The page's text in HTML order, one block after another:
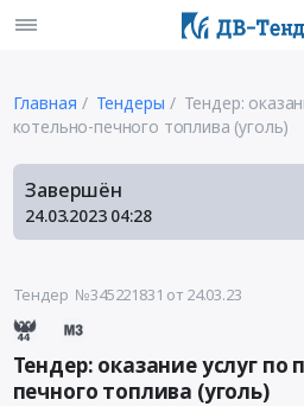
Главная Тендеры
Тендер:
котельно-печного топлива (уголь)
Завершён
24.03.2023 04:28
Тендер №345221831 от 24.03.23
Тендер: оказание услуг по
печного топлива (уголь)